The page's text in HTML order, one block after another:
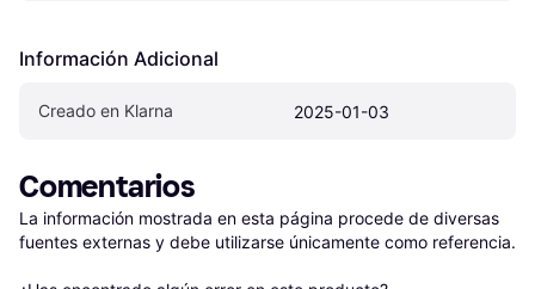
Información Adicional
Creado en Klarna 2025-01-03
Comentarios
La información mostrada en esta página procede de diversas
fuentes externas y debe utilizarse únicamente como referencia.